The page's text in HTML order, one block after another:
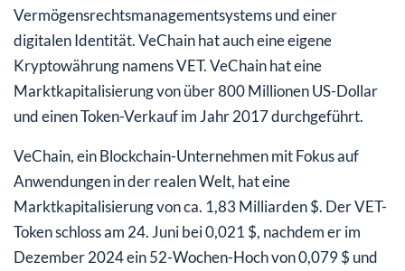
Vermögensrechtsmanagementsystems und einer
digitalen Identität. VeChain hat auch eine eigene
Kryptowährung namens VET. VeChain hat eine
Marktkapitalisierung von über 800 Millionen US-Dollar
und einen Token-Verkauf im Jahr 2017 durchgeführt.
VeChain, ein Blockchain-Unternehmen mit Fokus auf
Anwendungen in der realen Welt, hat eine
Marktkapitalisierung von ca. 1,83 Milliarden $. Der VET-
Token schloss am 24. Juni bei 0,021 $, nachdem er im
Dezember 2024 ein 52-Wochen-Hoch von 0,079 $ und